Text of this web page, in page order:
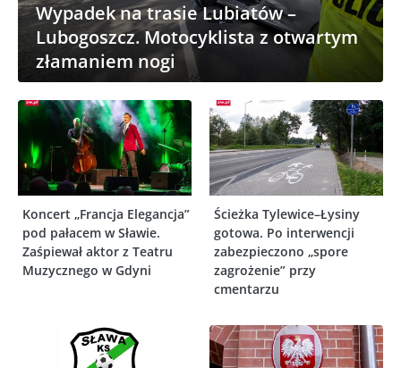
Wypadek na trasie Lubiatów –
Lubogoszcz. Motocyklista z otwartym
złamaniem nogi
Koncert „Francja Elegancja”
pod pałacem w Sławie.
Zaśpiewał aktor z Teatru
Muzycznego w Gdyni
Ścieżka Tylewice–Łysiny
gotowa. Po interwencji
zabezpieczono „spore
zagrożenie” przy
cmentarzu